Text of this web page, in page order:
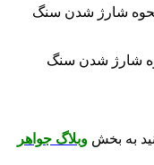
شارژ شدن سنگ
به بخش وبلاگ جواهر